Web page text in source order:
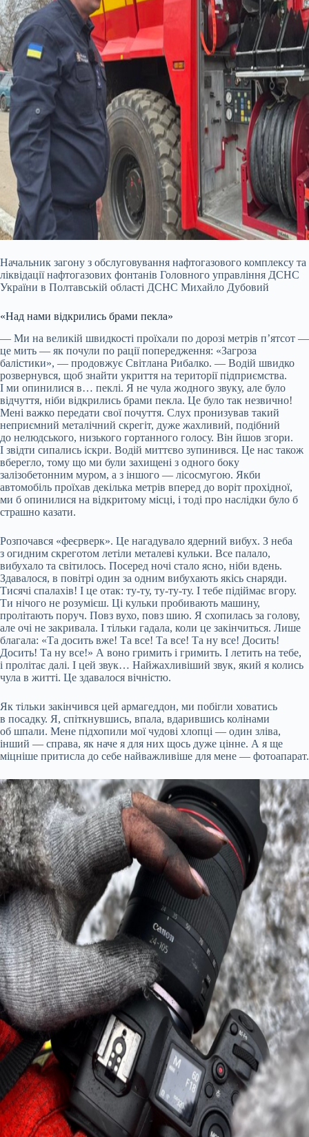
Начальник загону з обслуговування нафтогазового комплексу та
ліквідації нафтогазових фонтанів Головного управління ДСНС
України в Полтавській області ДСНС Михайло Дубовий
«Над нами відкрились брами пекла»
— Ми на великій швидкості проїхали по дорозі метрів п’ятсот —
це мить — як почули по рації попередження: «Загроза
балістики», — продовжує Світлана Рибалко. — Водій швидко
розвернувся, щоб знайти укриття на території підприємства.
І ми опинилися в… пеклі. Я не чула жодного звуку, але було
відчуття, ніби відкрились брами пекла. Це було так незвично!
Мені важко передати свої почуття. Слух пронизував такий
неприємний металічний скрегіт, дуже жахливий, подібний
до нелюдського, низького гортанного голосу. Він йшов згори.
І звідти сипались іскри. Водій миттєво зупинився. Це нас також
вберегло, тому що ми були захищені з одного боку
залізобетонним муром, а з іншого — лісосмугою. Якби
автомобіль проїхав декілька метрів вперед до воріт прохідної,
ми б опинилися на відкритому місці, і тоді про наслідки було б
страшно казати.
Розпочався «феєрверк». Це нагадувало ядерний вибух. З неба
з огидним скреготом летіли металеві кульки. Все палало,
вибухало та світилось. Посеред ночі стало ясно, ніби вдень.
Здавалося, в повітрі один за одним вибухають якісь снаряди.
Тисячі спалахів! І це отак: ту-ту, ту-ту-ту. І тебе підіймає вгору.
Ти нічого не розумієш. Ці кульки пробивають машину,
пролітають поруч. Повз вухо, повз шию. Я схопилась за голову,
але очі не закривала. І тільки гадала, коли це закінчиться. Лише
благала: «Та досить вже! Та все! Та все! Та ну все! Досить!
Досить! Та ну все!» А воно гримить і гримить. І летить на тебе,
і пролітає далі. І цей звук… Найжахливіший звук, який я колись
чула в житті. Це здавалося вічністю.
Як тільки закінчився цей армагеддон, ми побігли ховатись
в посадку. Я, спіткнувшись, впала, вдарившись колінами
об шпали. Мене підхопили мої чудові хлопці — один зліва,
інший — справа, як наче я для них щось дуже цінне. А я ще
міцніше притисла до себе найважливіше для мене — фотоапарат.